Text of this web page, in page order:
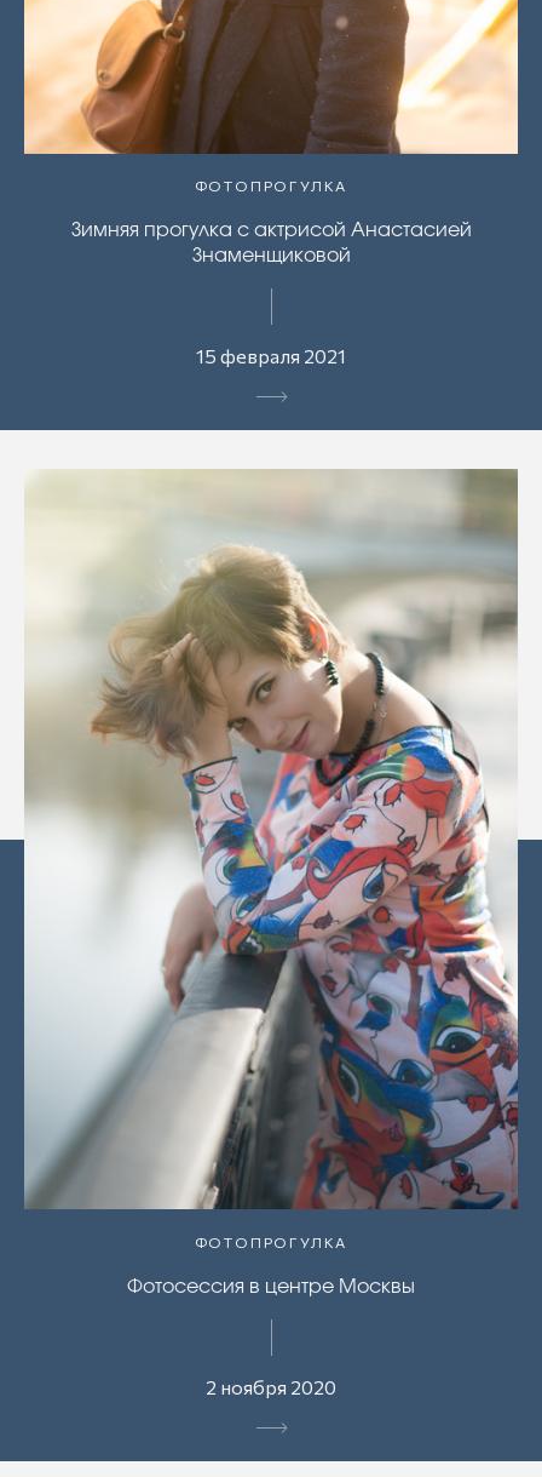
ФОТОПРОГУЛКА
Зимняя прогулка с актрисой Анастасией
Знаменщиковой
15 февраля 2021
ФОТОПРОГУЛКА
Фотосессия в центре Москвы
2 ноября 2020